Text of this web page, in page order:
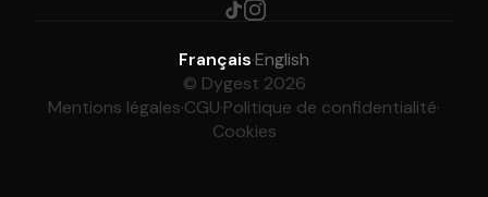
Français·English
© Dygest 2026
Mentions légales·CGU·Politique de confidentialité·
Cookies